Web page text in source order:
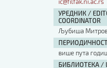
УРЕДНИК /
COORDINATOR
Љубиша
ПЕРИОДИЧНОСТ
више пута
БИБЛИОТЕКА /